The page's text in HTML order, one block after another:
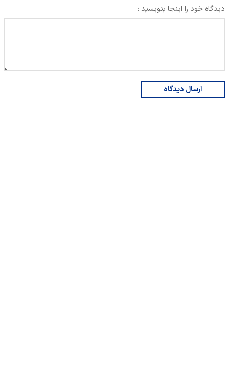
دیدگاه خود را اینجا بنویسید :
ارسال دیدگاه